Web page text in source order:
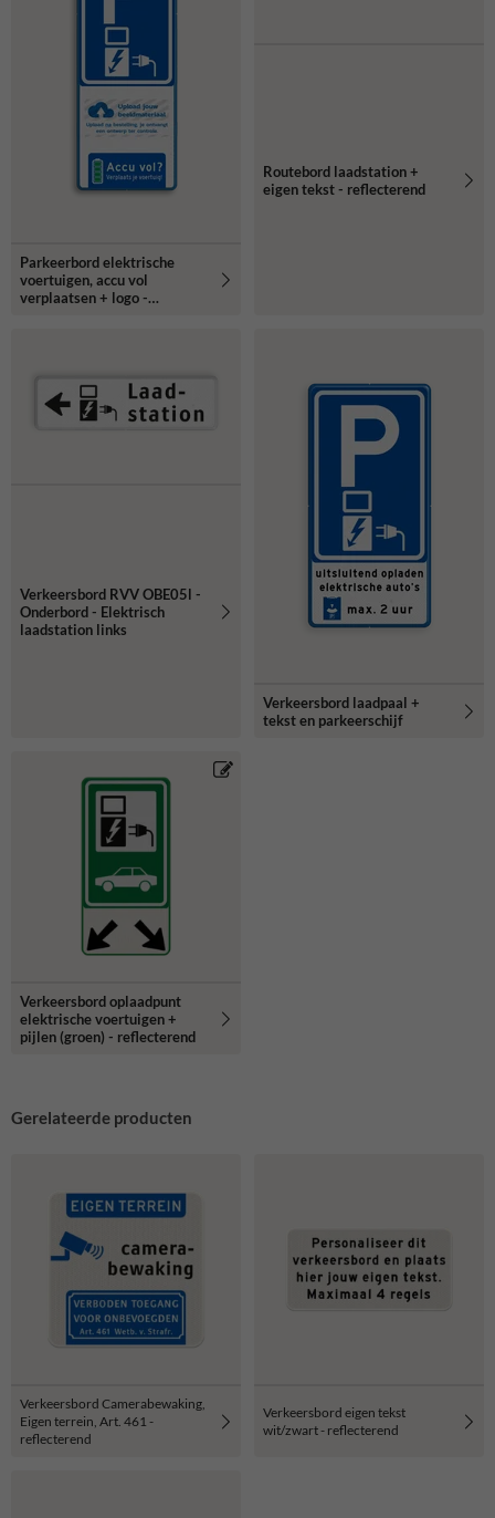
Parkeerbord elektrische
voertuigen, accu vol
verplaatsen + logo -
Routebord laadstation +
eigen tekst - reflecterend
Verkeersbord RVV OBE05l -
Onderbord - Elektrisch
laadstation links
Verkeersbord laadpaal +
tekst en parkeerschijf
Verkeersbord oplaadpunt
elektrische voertuigen +
pijlen (groen) - reflecterend
Gerelateerde producten
Verkeersbord Camerabewaking,
Eigen terrein, Art. 461 -
reflecterend
Verkeersbord eigen tekst
wit/zwart - reflecterend